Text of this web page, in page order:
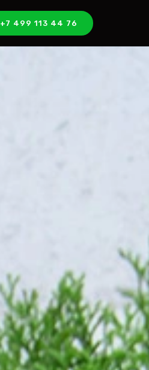
+7 499 113 44 76